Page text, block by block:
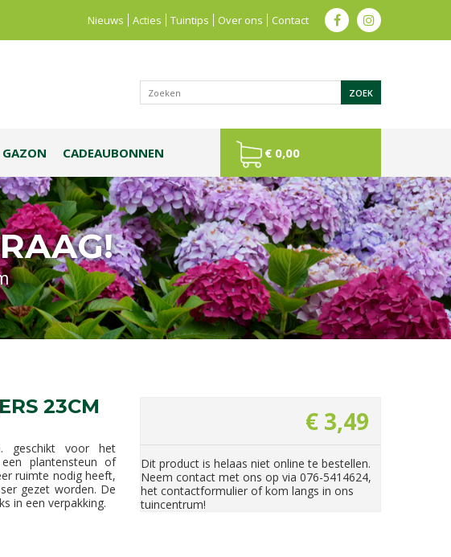
Nieuws Acties Tuintips Over ons Contact
GAZON CADEAUBONNEN € 0,00
23CM
geschikt voor het
plantensteun of
ruimte nodig heeft,
gezet worden. De
in een verpakking.
€ 3,49
Dit product is helaas niet online te bestellen.
Neem contact met ons op via 076-5414624,
het contactformulier of kom langs in ons
tuincentrum!